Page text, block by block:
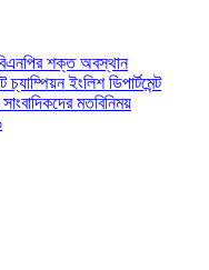
শক্ত অবস্থান
চ্যাম্পিয়ন ইংলিশ ডিপার্টমেন্ট
মতবিনিময়